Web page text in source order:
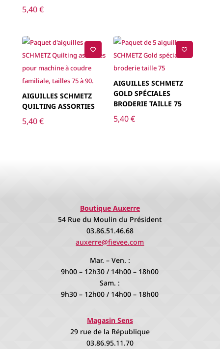
5,40€
AIGUILLES SCHMETZ
QUILTING ASSORTIES
5,40€
AIGUILLES SCHMETZ
GOLD SPÉCIALES
BRODERIE TAILLE 75
5,40€
Boutique Auxerre
54 Rue du Moulin du Président
03.86.51.46.68
auxerre@fievee.com
Mar. – Ven. :
9h00 – 12h30 / 14h00 – 18h00
Sam. :
9h30 – 12h00 / 14h00 – 18h00
Magasin Sens
29 rue de la République
03.86.95.11.70